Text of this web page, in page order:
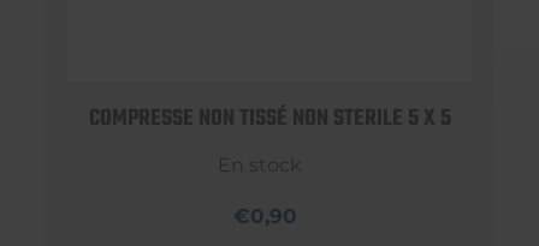
COMPRESSE NON TISSÉ NON STERILE 5 X 5
En stock
€0,90